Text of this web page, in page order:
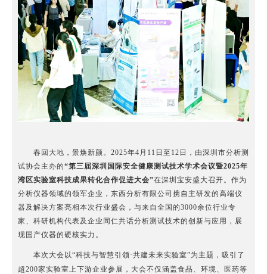
春回大地，景焕新颜。2025年4月11日至12日，由深圳市分析测
试协会主办的“第三届深圳国际安全健康测试技术学术会议暨2025年
湾区实验室科技成果转化合作促进大会”在深圳宝安盛大召开。 作为
分析仪器领域的领军企业，东西分析有限公司携自主研发的高端仪
器及解决方案亮相本次行业盛会，与来自全国的3000余位行业专
家、科研机构代表及企业同仁共话分析测试技术的创新与应用， 展
现国产仪器的硬核实力。
本次大会以“科技与智慧引领·共建未来实验室”为主题，吸引了
超200家实验室上下游企业参展，大会不仅涵盖食品、环境、医药等